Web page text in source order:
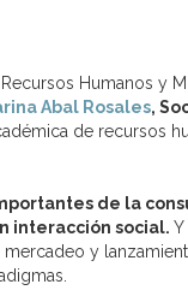
Humanos y
Abal Rosales,
de recursos
de la
interacción social.
y